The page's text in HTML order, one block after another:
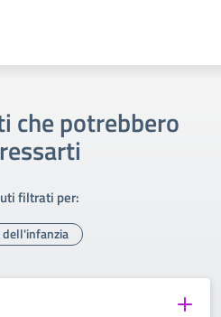
che potrebbero
filtrati per:
dell'infanzia